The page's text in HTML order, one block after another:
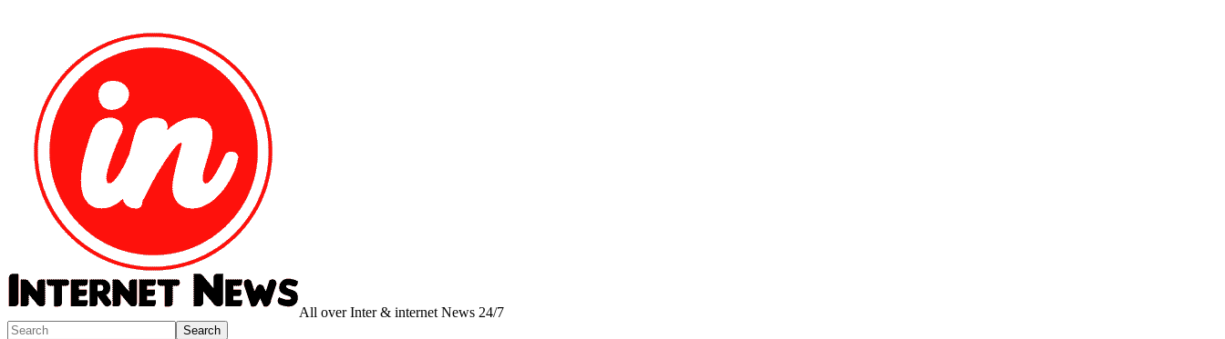
All over Inter & internet News 24/7